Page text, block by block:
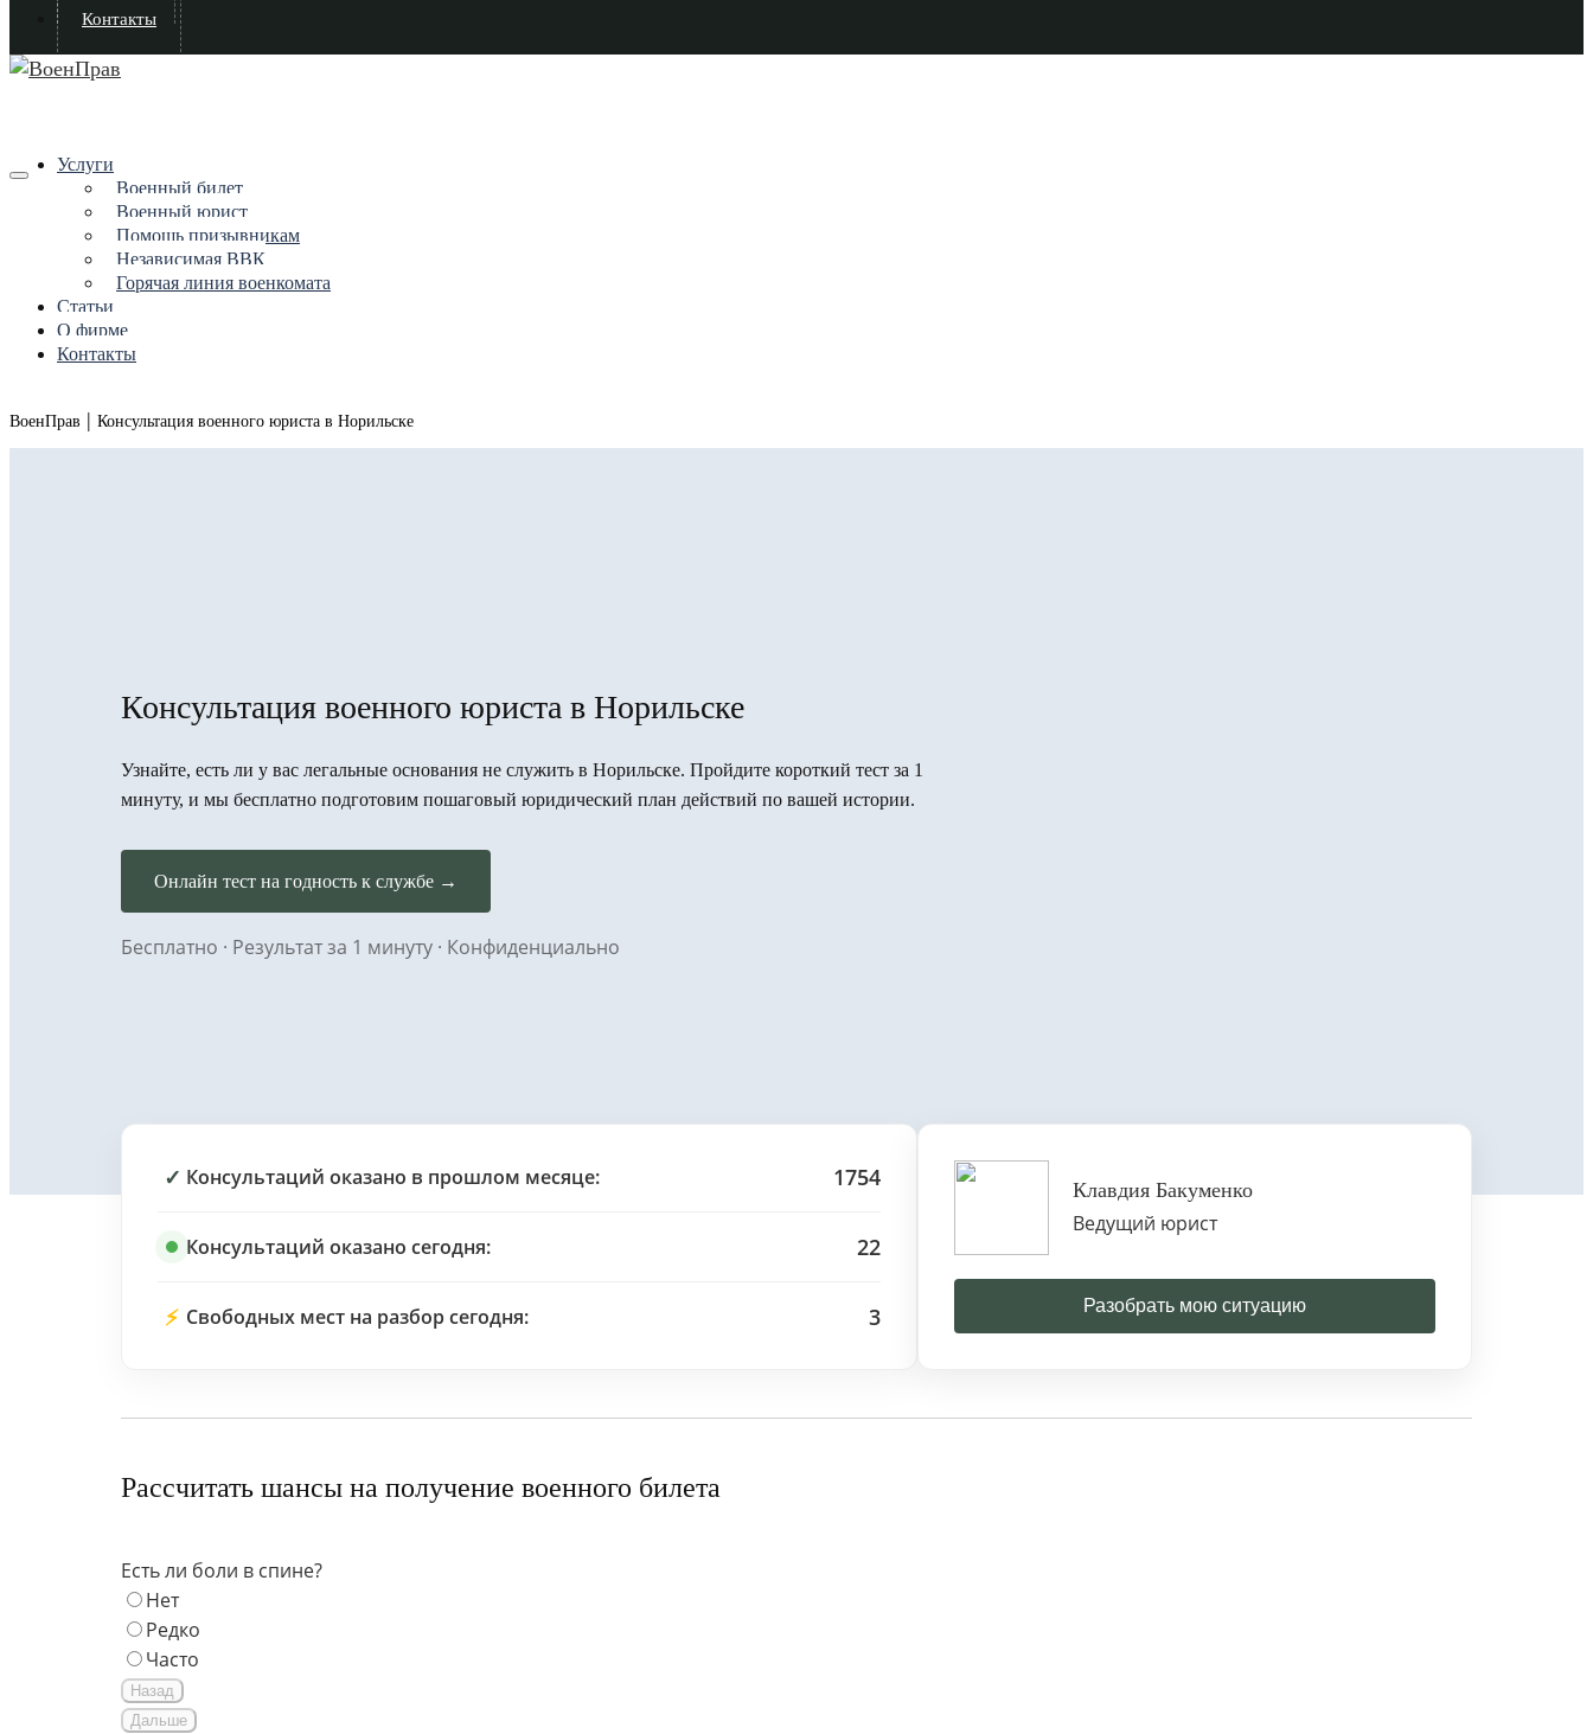
Контакты
Услуги
Военный билет
Военный юрист
Помощь призывникам
Независимая ВВК
Горячая линия военкомата
Статьи
О фирме
Контакты
ВоенПрав | Консультация военного юриста в Норильске
Консультация военного юриста в Норильске
Узнайте, есть ли у вас легальные основания не служить в Норильске. Пройдите короткий тест за 1
минуту, и мы бесплатно подготовим пошаговый юридический план действий по вашей истории.
Онлайн тест на годность к службе →
Бесплатно · Результат за 1 минуту · Конфиденциально
✓ Консультаций оказано в прошлом месяце: 1754
Консультаций оказано сегодня: 22
⚡ Свободных мест на разбор сегодня: 3
Клавдия Бакуменко
Ведущий юрист
Разобрать мою ситуацию
Рассчитать шансы на получение военного билета
Есть ли боли в спине?
Нет
Редко
Часто
Назад
Дальше